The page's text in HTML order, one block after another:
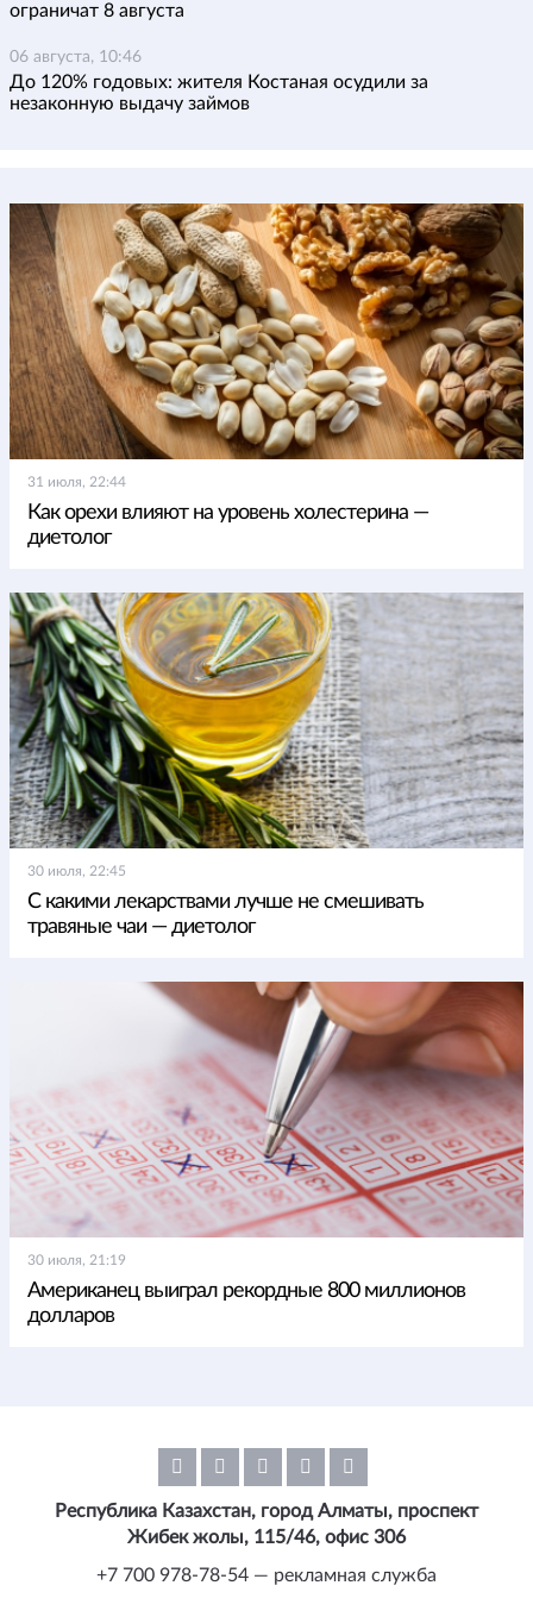
ограничат 8 августа
06 августа, 10:46
До 120% годовых: жителя Костаная осудили за
незаконную выдачу займов
31 июля, 22:44
Как орехи влияют на уровень холестерина —
диетолог
30 июля, 22:45
С какими лекарствами лучше не смешивать
травяные чаи — диетолог
30 июля, 21:19
Американец выиграл рекордные 800 миллионов
долларов
Республика Казахстан, город Алматы, проспект
Жибек жолы, 115/46, офис 306
+7 700 978-78-54 — рекламная служба